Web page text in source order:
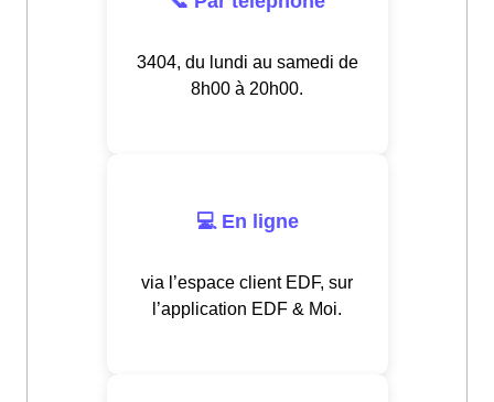
3404, du lundi au samedi de
8h00 à 20h00.
💻 En ligne
via l’espace client EDF, sur
l’application EDF & Moi.